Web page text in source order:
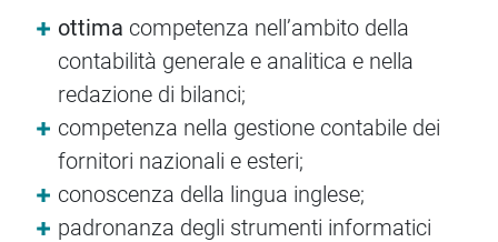
ottima competenza nell’ambito della
contabilità generale e analitica e nella
redazione di bilanci;
competenza nella gestione contabile dei
fornitori nazionali e esteri;
conoscenza della lingua inglese;
padronanza degli strumenti informatici